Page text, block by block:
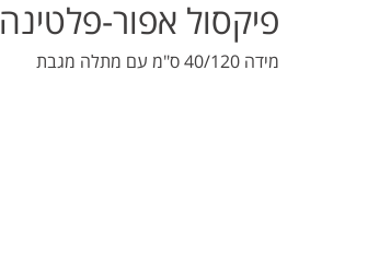
פיקסול אפור-פלטינה
מידה 40/120 ס"מ עם מתלה מגבת